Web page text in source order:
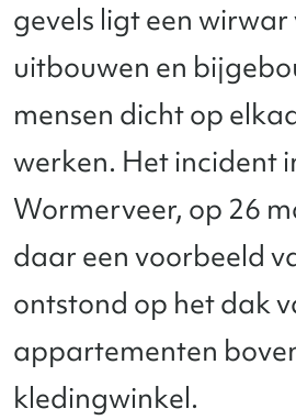
gevels ligt een wirwar
uitbouwen en
mensen dicht op
werken. Het incident
Wormerveer, op 26
daar een voorbeeld
ontstond op het dak
appartementen
kledingwinkel.